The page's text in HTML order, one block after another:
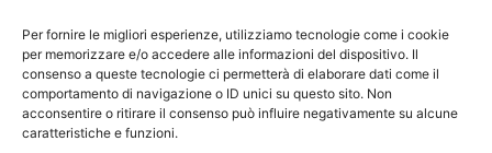
Per fornire le migliori esperienze, utilizziamo tecnologie come i cookie
per memorizzare e/o accedere alle informazioni del dispositivo. Il
consenso a queste tecnologie ci permetterà di elaborare dati come il
comportamento di navigazione o ID unici su questo sito. Non
acconsentire o ritirare il consenso può influire negativamente su alcune
caratteristiche e funzioni.
seguici sui social